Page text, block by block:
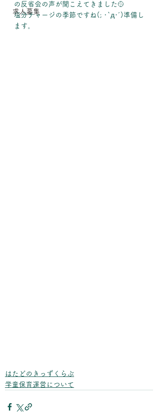
求人募集
の反省会の声が聞こえてきました🥎
塩分チャージの季節ですね(; ･`д･´)準備し
ます。
はたどのきっずくらぶ
学童保育運営について